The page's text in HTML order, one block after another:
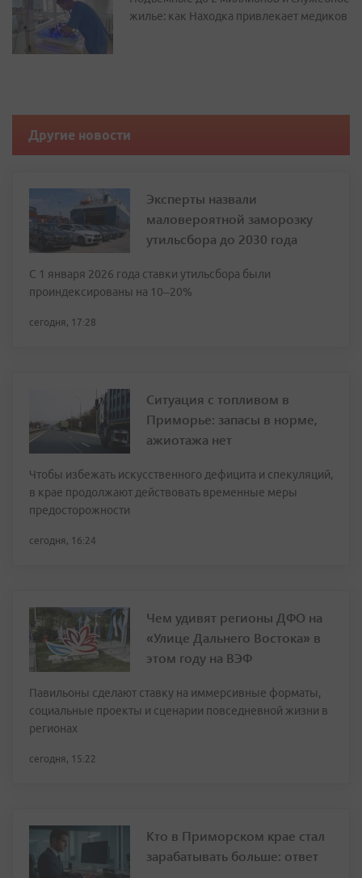
жилье: как Находка привлекает медиков
Другие новости
Эксперты назвали
маловероятной заморозку
утильсбора до 2030 года
С 1 января 2026 года ставки утильсбора были
проиндексированы на 10–20%
сегодня, 17:28
Ситуация с топливом в
Приморье: запасы в норме,
ажиотажа нет
Чтобы избежать искусственного дефицита и спекуляций,
в крае продолжают действовать временные меры
предосторожности
сегодня, 16:24
Чем удивят регионы ДФО на
«Улице Дальнего Востока» в
этом году на ВЭФ
Павильоны сделают ставку на иммерсивные форматы,
социальные проекты и сценарии повседневной жизни в
регионах
сегодня, 15:22
Кто в Приморском крае стал
зарабатывать больше: ответ